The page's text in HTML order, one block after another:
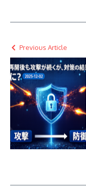
Previous Article